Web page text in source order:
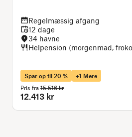
Regelmæssig afgang
12 dage
34 havne
Helpension (morgenmad,
Spar op til 20 %
+1 Mere
Pris fra 15.516 kr
12.413 kr